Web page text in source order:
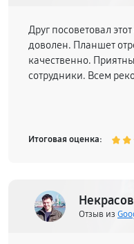
Друг посоветовал
доволен. Планшет
качественно.
сотрудники. Всем
Итоговая оценка:
Отзыв из